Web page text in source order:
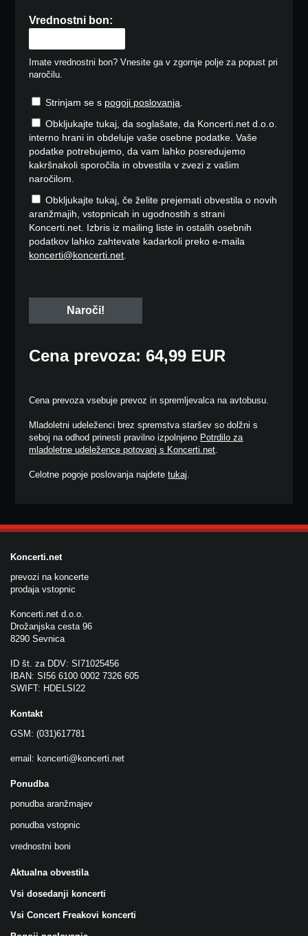
Vrednostni bon:
Imate vrednostni bon? Vnesite ga v zgornje polje za popust pri
naročilu.
Strinjam se s pogoji poslovanja.
Obkljukajte tukaj, da soglašate, da Koncerti.net d.o.o.
interno hrani in obdeluje vaše osebne podatke. Vaše
podatke potrebujemo, da vam lahko posredujemo
kakršnakoli sporočila in obvestila v zvezi z vašim
naročilom.
Obkljukajte tukaj, če želite prejemati obvestila o novih
aranžmajih, vstopnicah in ugodnostih s strani
Koncerti.net. Izbris iz mailing liste in ostalih osebnih
podatkov lahko zahtevate kadarkoli preko e-maila
koncerti@koncerti.net.
Cena prevoza: 64,99 EUR
Cena prevoza vsebuje prevoz in spremljevalca na avtobusu.
Mladoletni udeleženci brez spremstva staršev so dolžni s
seboj na odhod prinesti pravilno izpolnjeno Potrdilo za
mladoletne udeležence potovanj s Koncerti.net.
Celotne pogoje poslovanja najdetetukaj.
Koncerti.net
prevozi na koncerte
prodaja vstopnic
Koncerti.net d.o.o.
Drožanjska cesta 96
8290 Sevnica
ID št. za DDV: SI71025456
IBAN: SI56 6100 0002 7326 605
SWIFT: HDELSI22
Kontakt
GSM: (031)617781
email: koncerti@koncerti.net
Ponudba
ponudba aranžmajev
ponudba vstopnic
vrednostni boni
Aktualna obvestila
Vsi dosedanji koncerti
Vsi Concert Freakovi koncerti